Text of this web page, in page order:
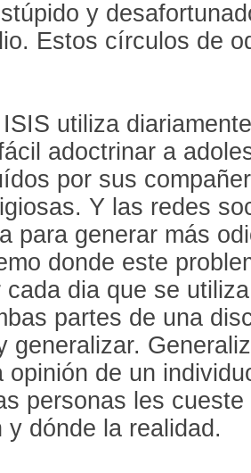
y
Estos círculos de
utiliza
adoctrinar a
por sus
Y las redes
para generar más
donde este
cada dia que se
partes de una
generalizar.
opinión de un
personas les
y dónde la realidad.